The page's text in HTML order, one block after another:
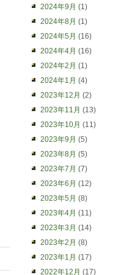
2024年9月 (1)
2024年8月 (1)
2024年5月 (16)
2024年4月 (16)
2024年2月 (1)
2024年1月 (4)
2023年12月 (2)
2023年11月 (13)
2023年10月 (11)
2023年9月 (5)
2023年8月 (5)
2023年7月 (7)
2023年6月 (12)
2023年5月 (8)
2023年4月 (11)
2023年3月 (14)
2023年2月 (8)
2023年1月 (17)
2022年12月 (17)